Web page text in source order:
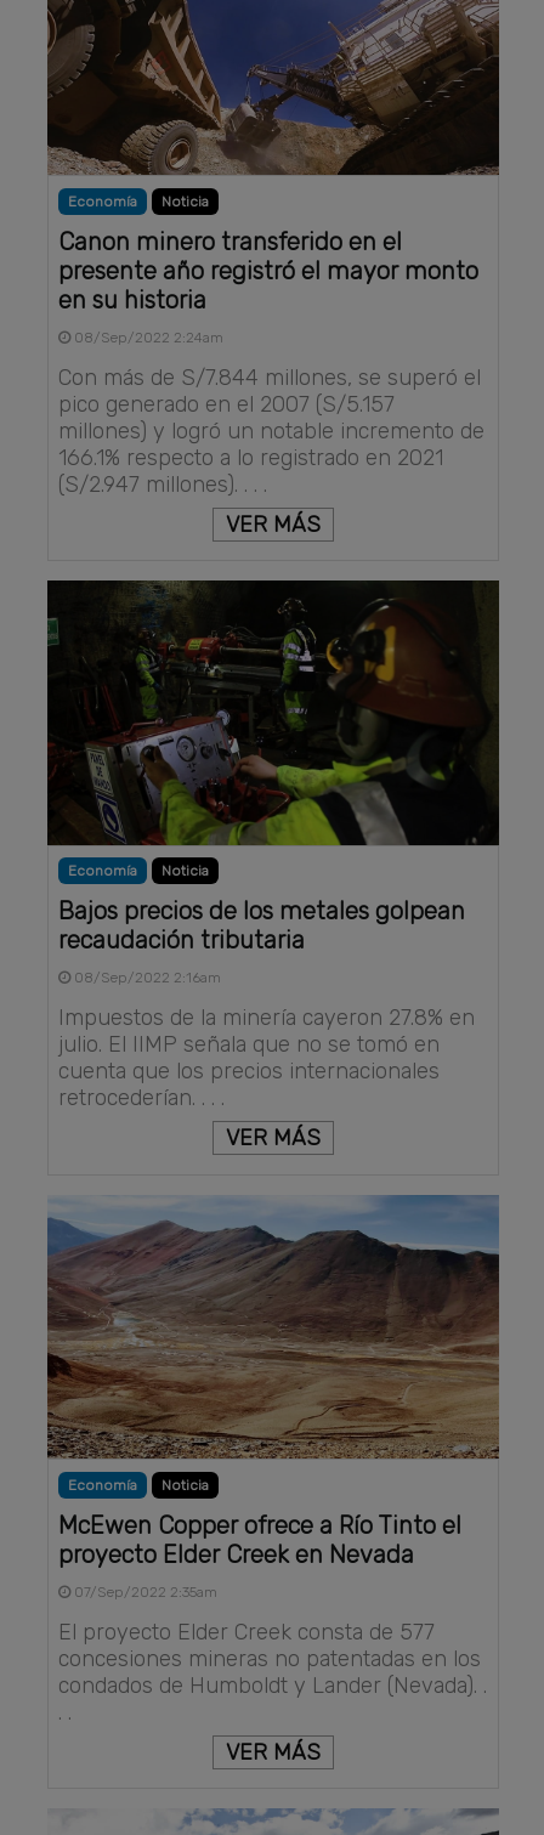
Economía Noticia
Canon minero transferido en el
presente año registró el mayor monto
en su historia
08/Sep/2022 2:24am
Con más de S/7.844 millones, se superó el
pico generado en el 2007 (S/5.157
millones) y logró un notable incremento de
166.1% respecto a lo registrado en 2021
(S/2.947 millones). . . .
VER MÁS
Economía Noticia
Bajos precios de los metales golpean
recaudación tributaria
08/Sep/2022 2:16am
Impuestos de la minería cayeron 27.8% en
julio. El IIMP señala que no se tomó en
cuenta que los precios internacionales
retrocederían. . . .
VER MÁS
Economía Noticia
McEwen Copper ofrece a Río Tinto el
proyecto Elder Creek en Nevada
07/Sep/2022 2:35am
El proyecto Elder Creek consta de 577
concesiones mineras no patentadas en los
condados de Humboldt y Lander (Nevada). .
. .
VER MÁS